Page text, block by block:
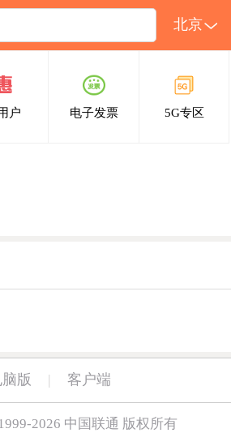
北京
户 电子发票 5G专区
版 | 客户端
2026 中国联通 版权所有